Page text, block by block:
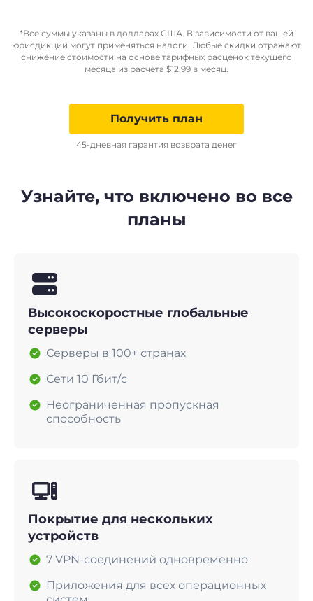
*Все суммы указаны в долларах США. В зависимости от вашей
юрисдикции могут применяться налоги. Любые скидки отражают
снижение стоимости на основе тарифных расценок текущего
месяца из расчета $12.99 в месяц.
Получить план
45-дневная гарантия возврата денег
Узнайте, что включено во все
планы
Высокоскоростные глобальные
серверы
Серверы в 100+ странах
Сети 10 Гбит/с
Неограниченная пропускная
способность
Покрытие для нескольких
устройств
7 VPN-соединений одновременно
Приложения для всех операционных